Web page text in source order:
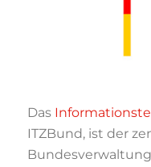
Das
ITZBund, ist der